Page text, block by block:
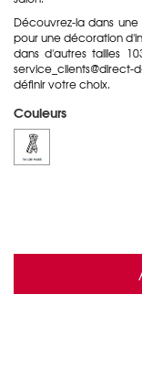
Découvrez-la dans
pour une décoration
dans d'autres tailles
service_clients@direct-
définir votre choix.
Couleurs